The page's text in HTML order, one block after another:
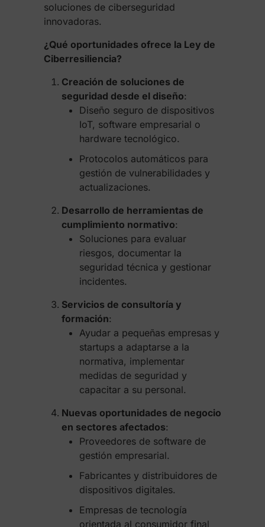
soluciones de ciberseguridad
innovadoras.
¿Qué oportunidades ofrece la Ley de
Ciberresiliencia?
Creación de soluciones de
seguridad desde el diseño:
Diseño seguro de dispositivos
IoT, software empresarial o
hardware tecnológico.
Protocolos automáticos para
gestión de vulnerabilidades y
actualizaciones.
Desarrollo de herramientas de
cumplimiento normativo:
Soluciones para evaluar
riesgos, documentar la
seguridad técnica y gestionar
incidentes.
Servicios de consultoría y
formación:
Ayudar a pequeñas empresas y
startups a adaptarse a la
normativa, implementar
medidas de seguridad y
capacitar a su personal.
Nuevas oportunidades de negocio
en sectores afectados:
Proveedores de software de
gestión empresarial.
Fabricantes y distribuidores de
dispositivos digitales.
Empresas de tecnología
orientada al consumidor final